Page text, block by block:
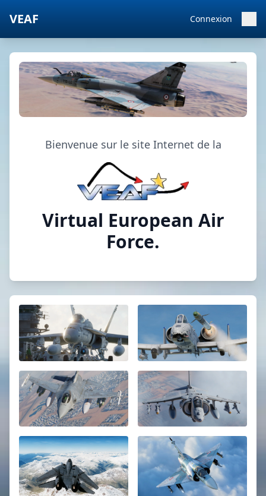
VEAF Connexion
Bienvenue sur le site Internet de la
Virtual European Air
Force.